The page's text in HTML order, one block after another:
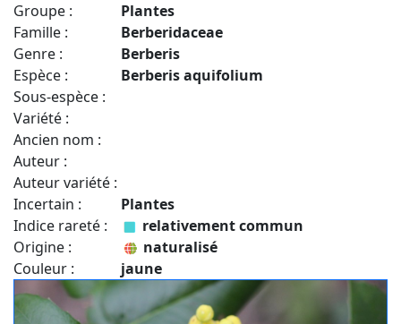
Groupe :
Plantes
Famille :
Berberidaceae
Genre :
Berberis
Espèce :
Berberis aquifolium
Sous-espèce :
Variété :
Ancien nom :
Auteur :
Auteur variété :
Incertain :
Plantes
Indice rareté :
relativement commun
Origine :
naturalisé
Couleur :
jaune